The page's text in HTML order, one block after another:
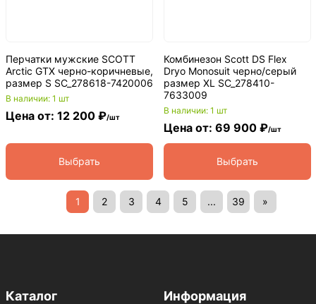
Перчатки мужские SCOTT
Arctic GTX черно-коричневые,
размер S SC_278618-7420006
В наличии: 1 шт
Цена от: 12 200 ₽/шт
Выбрать
Комбинезон Scott DS Flex
Dryo Monosuit черно/серый
размер XL SC_278410-
7633009
В наличии: 1 шт
Цена от: 69 900 ₽/шт
Выбрать
1 2 3 4 5 ... 39 »
Каталог Информация